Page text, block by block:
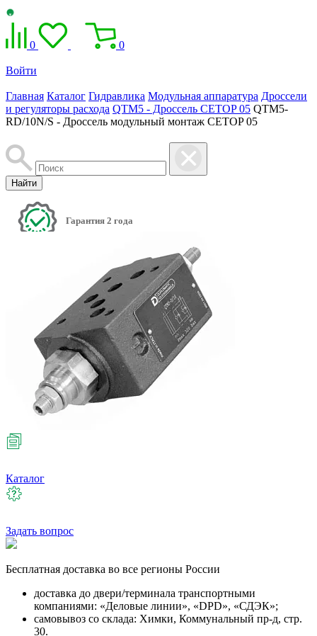
0 0
Войти
Главная Каталог Гидравлика Модульная аппаратура Дроссели
и регуляторы расхода QTM5 - Дроссель CETOP 05 QTM5-
RD/10N/S - Дроссель модульный монтаж CETOP 05
Найти
Гарантия 2 года
Каталог
Задать вопрос
Бесплатная доставка во все регионы России
доставка до двери/терминала транспортными
компаниями: «Деловые линии», «DPD», «СДЭК»;
самовывоз со склада: Химки, Коммунальный пр-д, стр.
30.